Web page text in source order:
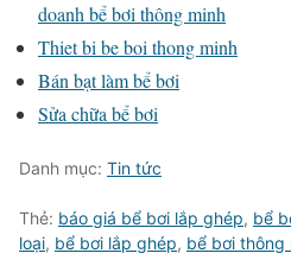
doanh bể bơi thông minh
Thiet bi be boi thong minh
Bán bạt làm bể bơi
Sửa chữa bể bơi
Danh mục: Tin tức
Thẻ: báo giá bể bơi lắp ghép, bể
loại, bể bơi lắp ghép, bể bơi thông